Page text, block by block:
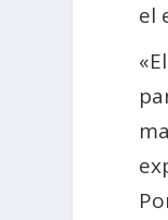
el